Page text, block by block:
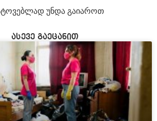
უნდა გაიაროთ
ასევე გაეცანით